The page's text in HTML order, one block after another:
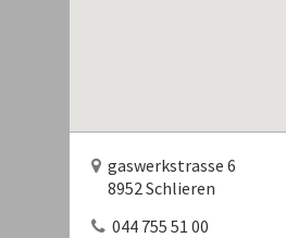
gaswerkstrasse 6
8952 Schlieren
044 755 51 00